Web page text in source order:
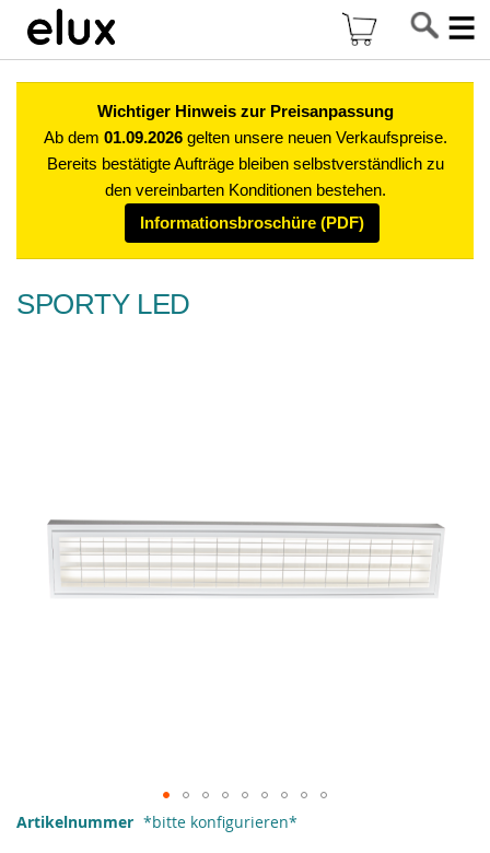
Mein
Wichtiger Hinweis zur Preisanpassung
Ab dem 01.09.2026gelten unsere neuen Verkaufspreise.
Bereits bestätigte Aufträge bleiben selbstverständlich zu
den vereinbarten Konditionen bestehen.
Informationsbroschüre (PDF)
SPORTY LED
Zum
Artikelnummer *bitte konfigurieren*